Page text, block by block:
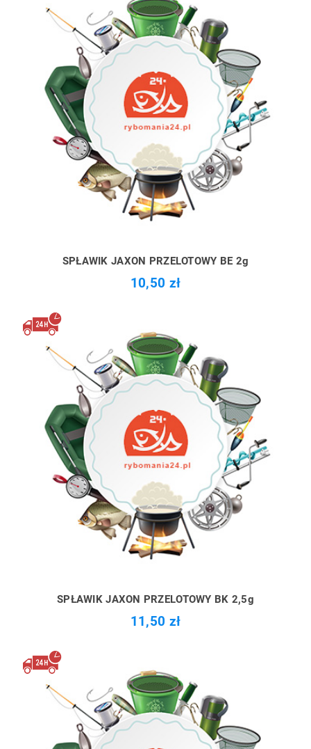
SPŁAWIK JAXON PRZELOTOWY BE 2g
10,50 zł
SPŁAWIK JAXON PRZELOTOWY BK 2,5g
11,50 zł